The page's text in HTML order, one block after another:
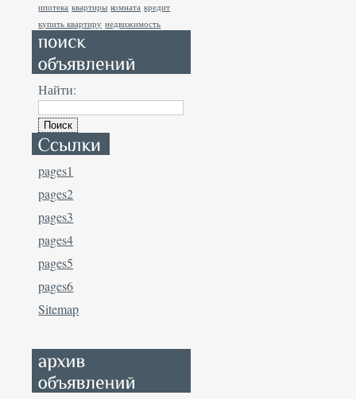
ипотека квартиры комната кредит
купить квартиру недвижимость
Найти:
pages1
pages2
pages3
pages4
pages5
pages6
Sitemap